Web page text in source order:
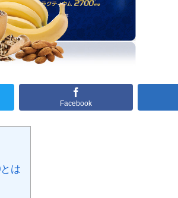
Facebook
は